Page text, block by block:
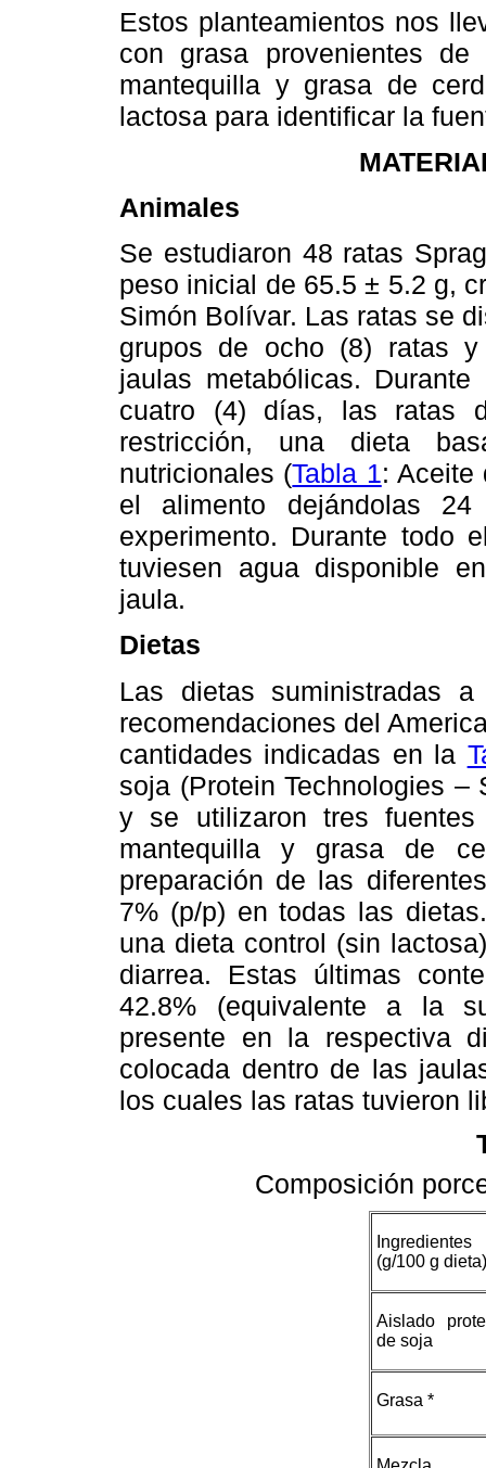
Estos planteamientos nos
con grasa provenientes
mantequilla y grasa de
lactosa para identificar la
Animales
Se estudiaron 48 ratas
peso inicial de 65.5 ± 5.2 g,
Simón Bolívar. Las ratas se
grupos de ocho (8) ratas y
jaulas metabólicas.
cuatro (4) días, las ratas
restricción, una dieta
nutricionales (Tabla 1: Aceite
el alimento dejándolas
experimento. Durante todo
tuviesen agua disponible
jaula.
Dietas
Las dietas suministradas
recomendaciones del
cantidades indicadas en la
soja (Protein Technologies
y se utilizaron tres
mantequilla y grasa de
preparación de las
7% (p/p) en todas las
una dieta control (sin
diarrea. Estas últimas
42.8% (equivalente a la
presente en la respectiva
colocada dentro de las
los cuales las ratas tuvieron
Composición
Ingredientes
(g/100 g dieta)
Aislado
de soja
Grasa *